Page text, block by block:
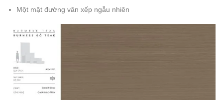
Một mặt đường vân xếp ngẫu nhiên